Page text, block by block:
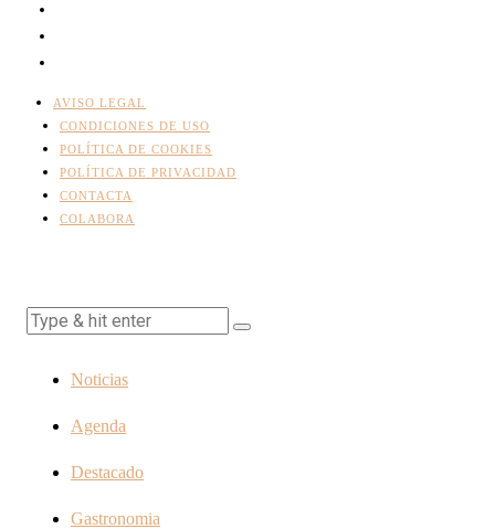
AVISO LEGAL
CONDICIONES DE USO
POLÍTICA DE COOKIES
POLÍTICA DE PRIVACIDAD
CONTACTA
COLABORA
Noticias
Agenda
Destacado
Gastronomia